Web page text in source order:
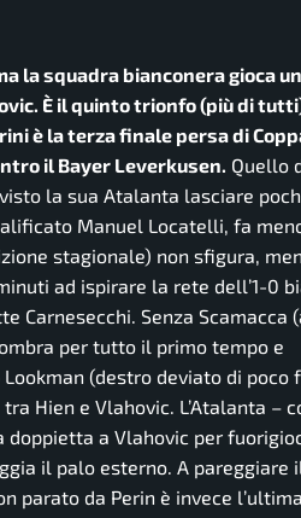
la squadra bianconera gioca
È il quinto trionfo (più di
è la terza finale persa di
il Bayer Leverkusen. Quello
la sua Atalanta lasciare
Manuel Locatelli, fa
stagionale) non sfigura,
ad ispirare la rete dell’1-0
Carnesecchi. Senza Scamacca
per tutto il primo tempo e
(destro deviato di poco
Hien e Vlahovic. L’Atalanta –
a Vlahovic per
il palo esterno. A pareggiare
parato da Perin è invece l’ultima